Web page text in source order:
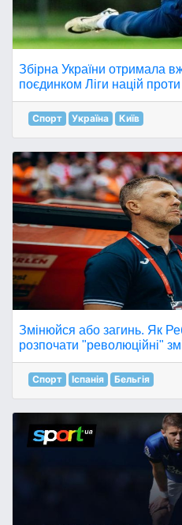
Збірна України отримала
поєдинком Ліги націй проти
Спорт Україна Київ
Змінюйся або загинь. Як
розпочати "революційні"
Спорт Іспанія Бельгія